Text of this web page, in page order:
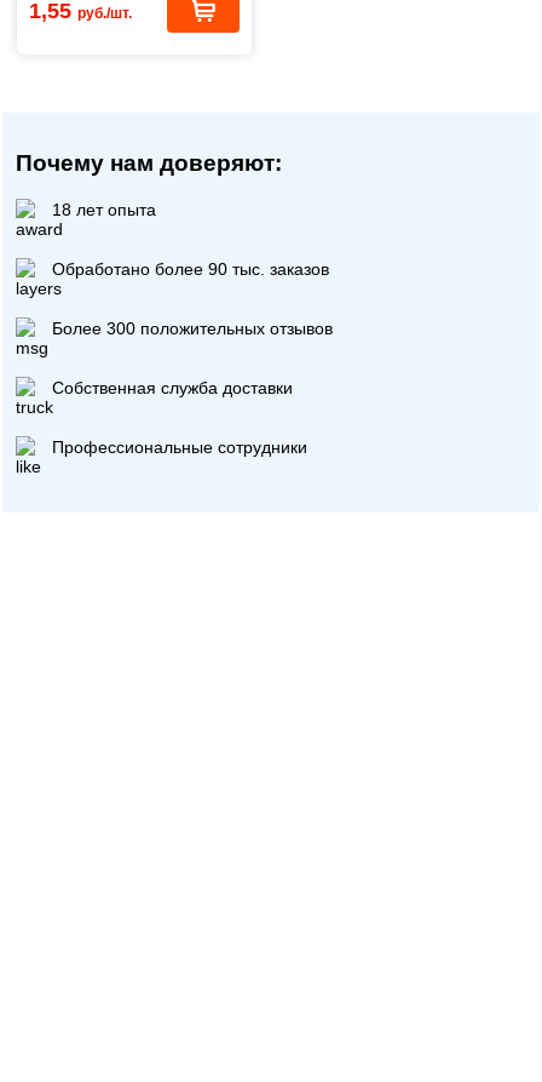
1,55 руб./шт.
Почему нам доверяют:
18 лет опыта
Обработано более 90 тыс. заказов
Более 300 положительных отзывов
Собственная служба доставки
Профессиональные сотрудники